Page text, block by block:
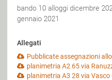
bando 10 alloggi dicembre
gennaio 2021
Allegati
Pubblicate assegnazioni
planimetria A2 65 via
planimetria A3 28 via Vasco